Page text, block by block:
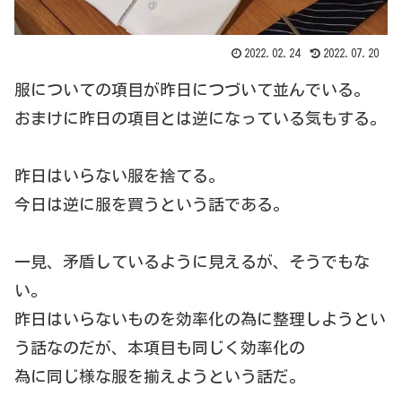
2022.02.24 2022.07.20
服についての項目が昨日につづいて並んでいる。
おまけに昨日の項目とは逆になっている気もする。
昨日はいらない服を捨てる。
今日は逆に服を買うという話である。
一見、矛盾しているように見えるが、そうでもな
い。
昨日はいらないものを効率化の為に整理しようとい
う話なのだが、本項目も同じく効率化の
為に同じ様な服を揃えようという話だ。